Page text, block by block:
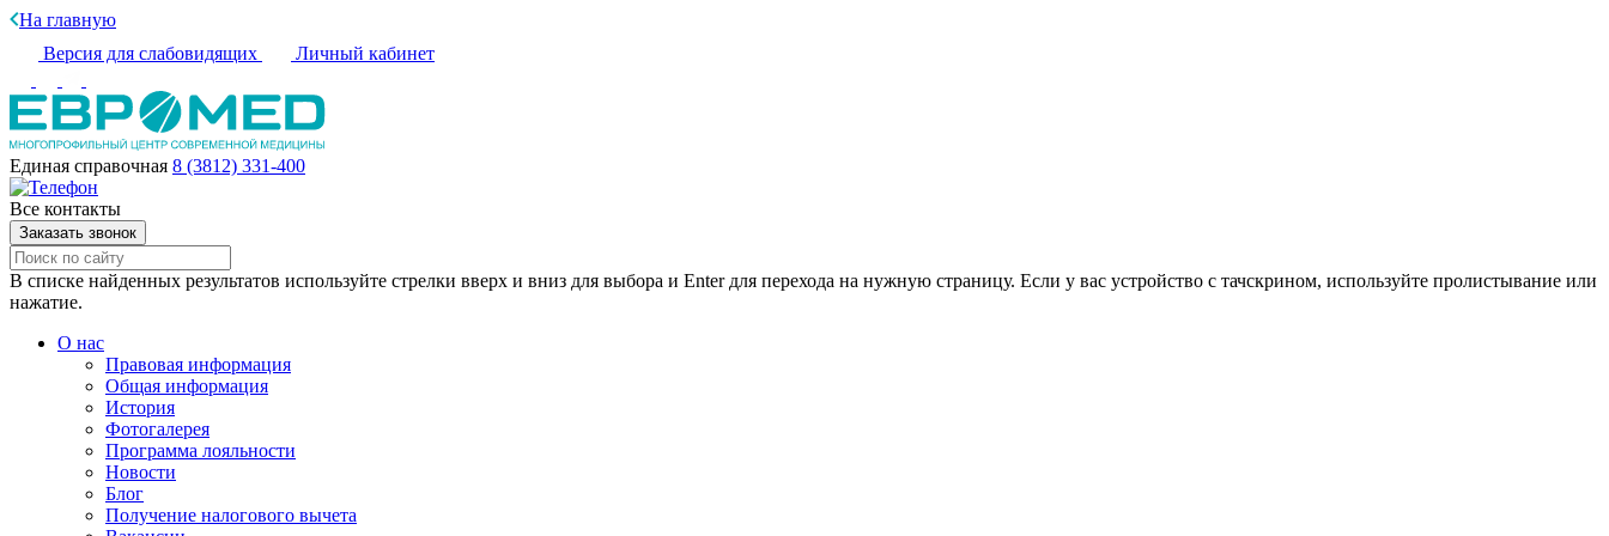
На главную
Версия для слабовидящих
Личный кабинет
Единая справочная 8 (3812) 331-400
Все контакты
Заказать звонок
В списке найденных результатов используйте стрелки вверх и вниз для выбора и Enter для перехода на нужную страницу. Если у вас устройство с тачскрином, используйте пролистывание или
нажатие.
О нас
Правовая информация
Общая информация
История
Фотогалерея
Программа лояльности
Новости
Блог
Получение налогового вычета